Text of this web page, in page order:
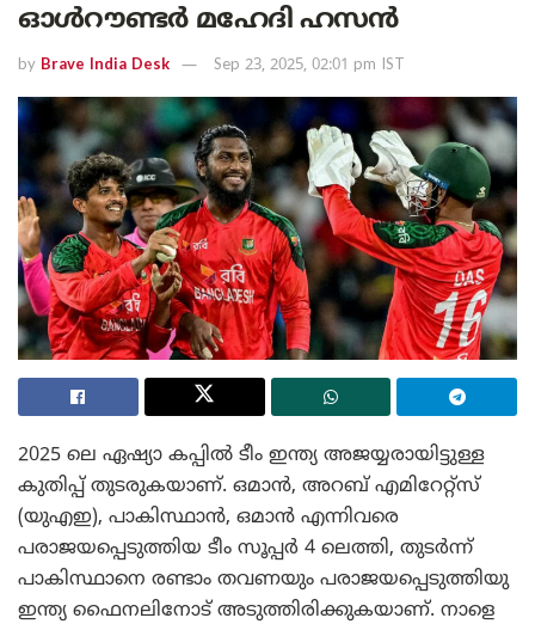
ഓൾറൗണ്ടർ മഹേദി ഹസൻ
by Brave India Desk Sep 23, 2025, 02:01 pm IST
2025 ലെ ഏഷ്യാ കപ്പിൽ ടീം ഇന്ത്യ അജയ്യരായിട്ടുള്ള
കുതിപ്പ് തുടരുകയാണ്. ഒമാൻ, അറബ് എമിറേറ്റ്സ്
(യുഎഇ), പാകിസ്ഥാൻ, ഒമാൻ എന്നിവരെ
പരാജയപ്പെടുത്തിയ ടീം സൂപ്പർ 4 ലെത്തി, തുടർന്ന്
പാകിസ്ഥാനെ രണ്ടാം തവണയും പരാജയപ്പെടുത്തിയു
ഇന്ത്യ ഫൈനലിനോട് അടുത്തിരിക്കുകയാണ്. നാളെ